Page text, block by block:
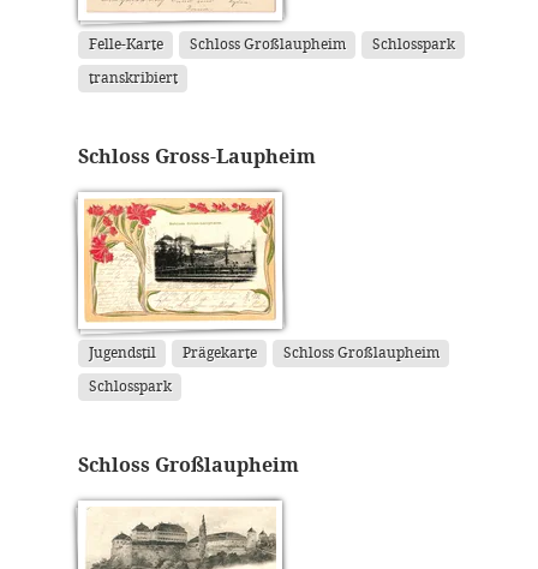
Felle-Karte Schloss Großlaupheim Schlosspark
transkribiert
Schloss Gross-Laupheim
Jugendstil Prägekarte Schloss Großlaupheim
Schlosspark
Schloss Großlaupheim